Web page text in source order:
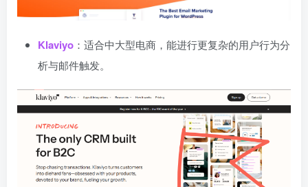
Klaviyo ：适合中大型电商，能进行更复杂的用户行为分
析与邮件触发。